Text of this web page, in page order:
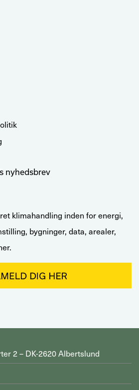
nyhedsbrev
klimahandling inden for energi,
bygninger, data, arealer,
2 – DK-2620 Albertslund